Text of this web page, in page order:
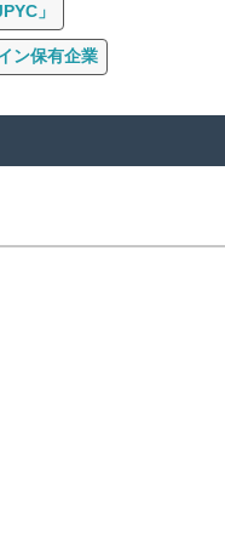
」
ン保有企業